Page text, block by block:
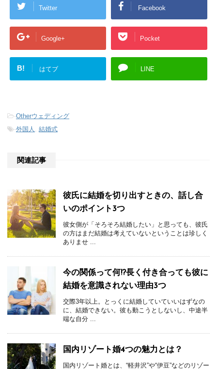
Twitter Facebook
Google+ Pocket
B! はてブ LINE
-Otherウェディング
-外国人 結婚式
関連記事
彼氏に結婚を切り出すときの、話し合
いのポイント3つ
彼女側が「そろそろ結婚したい」と思っても、彼氏
の方はまだ結婚は考えていないということは珍しく
ありませ ...
今の関係って何!?長く付き合っても彼に
結婚を意識されない理由3つ
交際3年以上。とっくに結婚していていいはずなの
に、結婚できない。彼も動こうとしないし、中途半
端な自分 ...
国内リゾート婚4つの魅力とは？
国内リゾート婚とは、“軽井沢”や“伊豆”などのリゾー